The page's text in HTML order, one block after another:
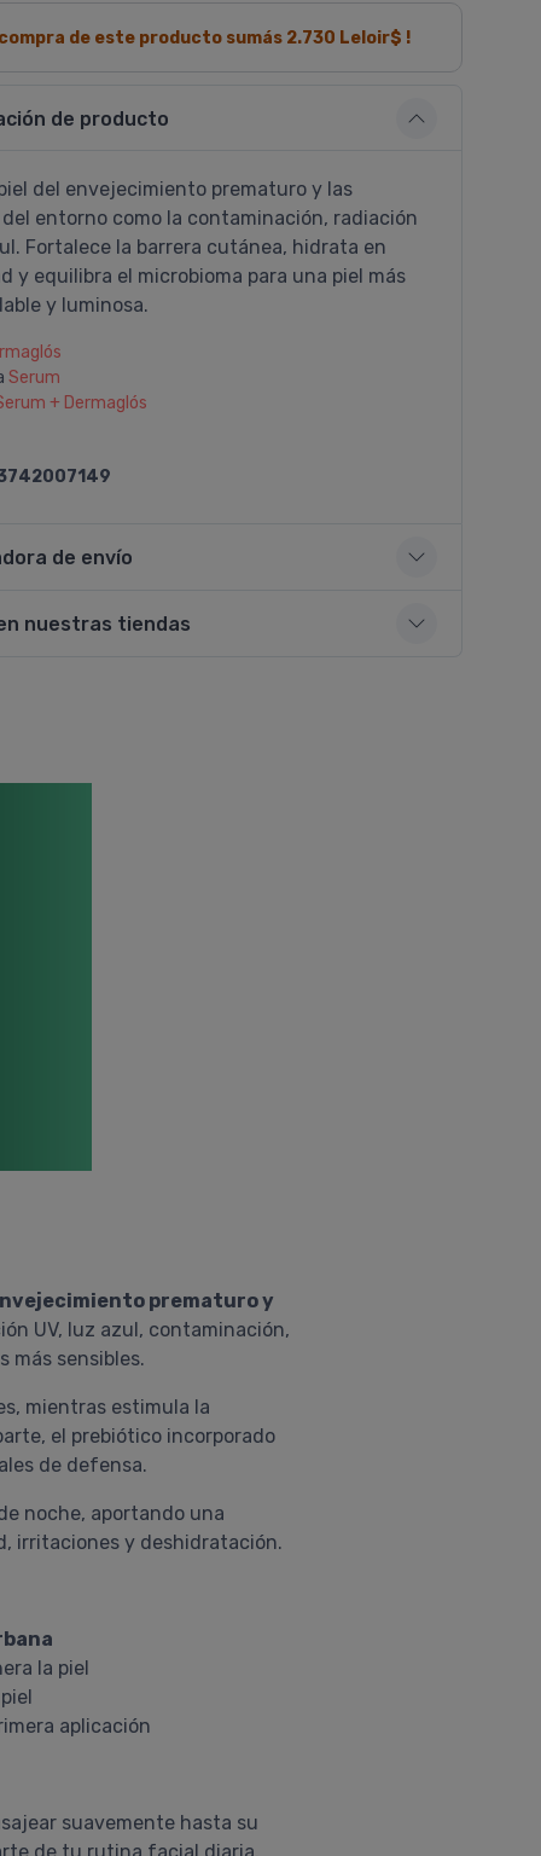
compra de este producto sumás 2.730 Leloir$ !
de producto
del envejecimiento prematuro y las
entorno como la contaminación, radiación
Fortalece la barrera cutánea, hidrata en
y equilibra el microbioma para una piel más
y luminosa.
Serum
+ Dermaglós
de envío
nuestras tiendas
prematuro y
UV, luz azul, contaminación,
más sensibles.
mientras estimula la
el prebiótico incorporado
de defensa.
noche, aportando una
irritaciones y deshidratación.
la piel
aplicación
suavemente hasta su